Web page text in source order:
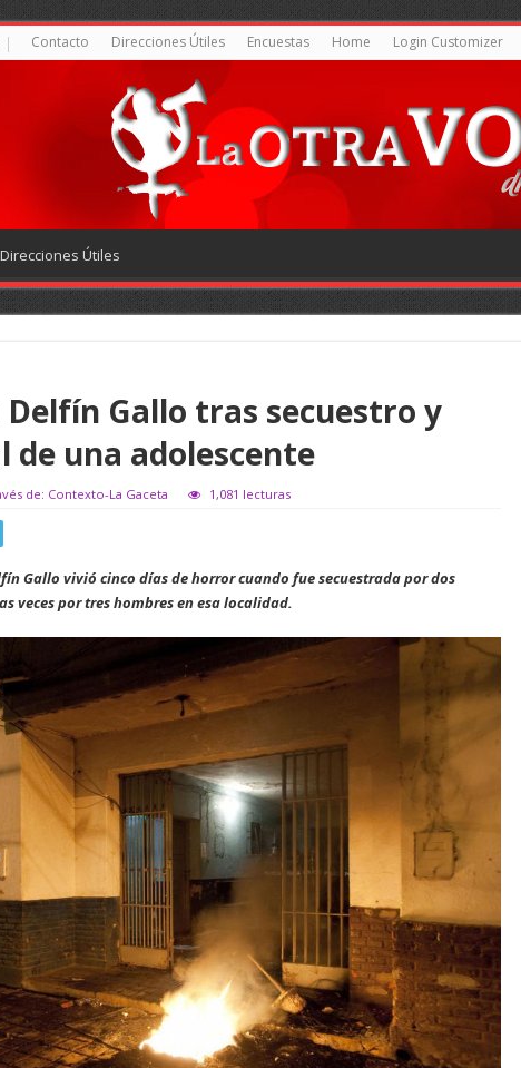
Contacto Direcciones Útiles Encuestas Home Login Customizer
Direcciones Útiles
Delfín Gallo tras secuestro y
de una adolescente
de: Contexto-La Gaceta 1,081 lecturas
Gallo vivió cinco días de horror cuando fue secuestrada por dos
veces por tres hombres en esa localidad.